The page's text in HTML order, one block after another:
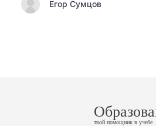
Егор Сумцов
твой помощник в учебе